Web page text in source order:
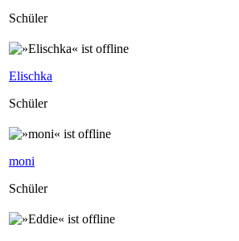
Schüler
Elischka
Schüler
moni
Schüler